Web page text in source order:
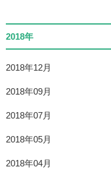
2018年
2018年12月
2018年09月
2018年07月
2018年05月
2018年04月